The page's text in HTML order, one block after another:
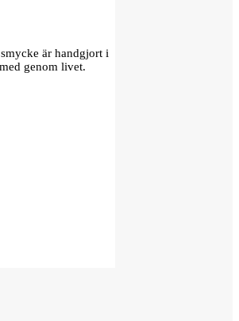
är handgjort i
genom livet.